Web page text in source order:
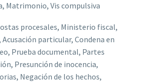
Matrimonio, Vis compulsiva
procesales, Ministerio fiscal,
particular, Condena en
Prueba documental, Partes
Presunción de inocencia,
Negación de los hechos,